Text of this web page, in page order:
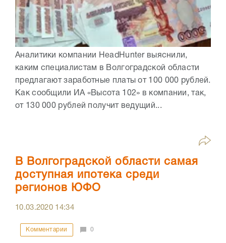
Аналитики компании HeadHunter выяснили,
каким специалистам в Волгоградской области
предлагают заработные платы от 100 000 рублей.
Как сообщили ИА «Высота 102» в компании, так,
от 130 000 рублей получит ведущий...
В Волгоградской области самая
доступная ипотека среди
регионов ЮФО
10.03.2020 14:34
Комментарии 0